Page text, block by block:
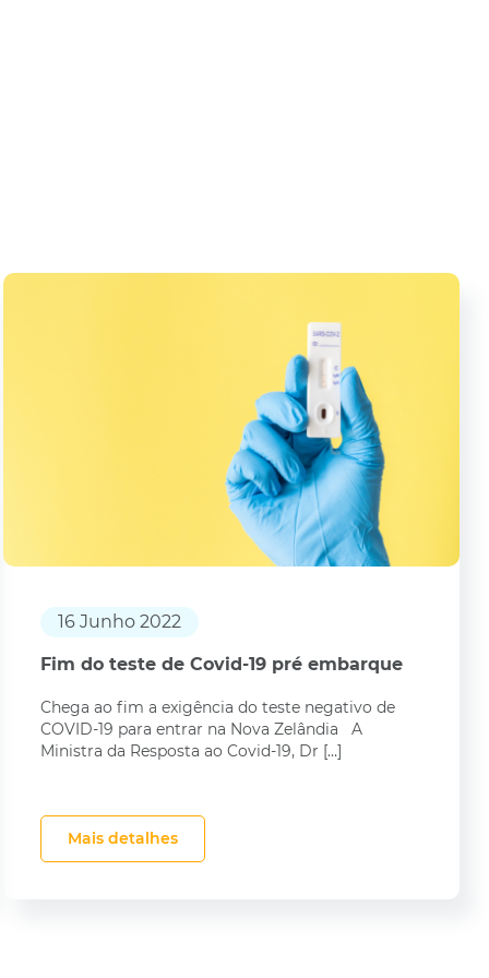
16 Junho 2022
Fim do teste de Covid-19 pré embarque
Chega ao fim a exigência do teste negativo de
COVID-19 para entrar na Nova Zelândia A
Ministra da Resposta ao Covid-19, Dr […]
Mais detalhes